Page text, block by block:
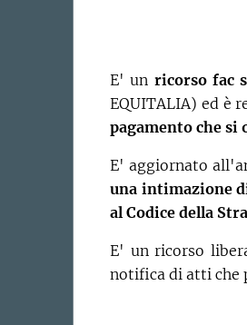
E' un ricorso fac
EQUITALIA) ed è
pagamento che si
E' aggiornato
una intimazione
al Codice della
E' un ricorso
notifica di atti che